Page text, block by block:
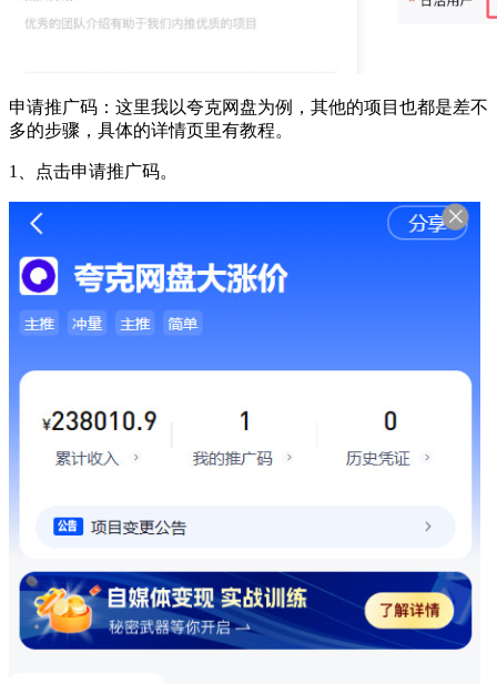
申请推广码：这里我以夸克网盘为例，其他的项目也都是差不
多的步骤，具体的详情页里有教程。
1、点击申请推广码。